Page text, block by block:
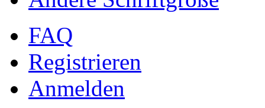
FAQ
Registrieren
Anmelden